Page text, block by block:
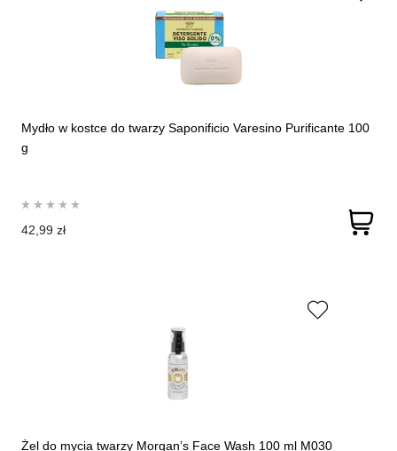
Mydło w kostce do twarzy Saponificio Varesino Purificante 100
g
42,99 zł
Żel do mycia twarzy Morgan’s Face Wash 100 ml M030